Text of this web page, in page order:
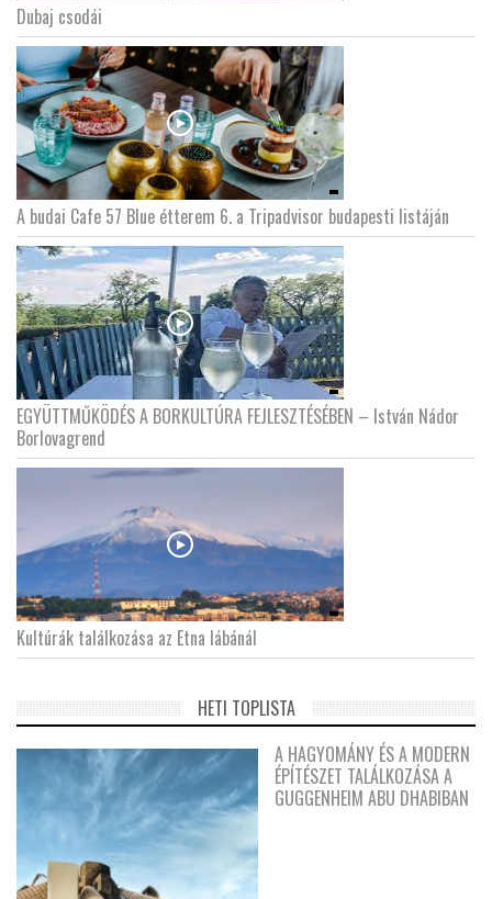
Dubaj csodái
A budai Cafe 57 Blue étterem 6. a Tripadvisor budapesti listáján
EGYÜTTMŰKÖDÉS A BORKULTÚRA FEJLESZTÉSÉBEN – István Nádor
Borlovagrend
Kultúrák találkozása az Etna lábánál
HETI TOPLISTA
A HAGYOMÁNY ÉS A MODERN
ÉPÍTÉSZET TALÁLKOZÁSA A
GUGGENHEIM ABU DHABIBAN